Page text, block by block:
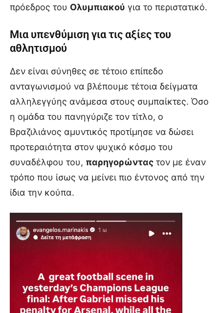
πρόεδρος του Ολυμπιακού για το περιστατικό.
Μια υπενθύμιση για τις αξίες του
αθλητισμού
Δεν είναι σύνηθες σε τέτοιο επίπεδο
ανταγωνισμού να βλέπουμε τέτοια δείγματα
αλληλεγγύης ανάμεσα στους συμπαίκτες. Όσο
η ομάδα του πανηγύριζε τον τίτλο, ο
Βραζιλιάνος αμυντικός προτίμησε να δώσει
προτεραιότητα στον ψυχικό κόσμο του
συναδέλφου του, παρηγορώντας τον με έναν
τρόπο που ίσως να μείνει πιο έντονος από την
ίδια την κούπα.